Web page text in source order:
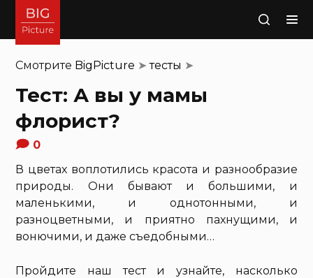
Поиск
Смотрите BigPicture ➤тесты ➤
Тест: А вы у мамы
флорист?
0
В цветах воплотились красота и разнообразие
природы. Они бывают и большими, и
маленькими, и однотонными, и
разноцветными, и приятно пахнущими, и
вонючими, и даже съедобными…
Пройдите наш тест и узнайте, насколько